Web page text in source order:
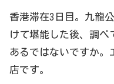
香港滞在3日目。九龍
けて堪能した後、調べ
あるではないですか。
店です。